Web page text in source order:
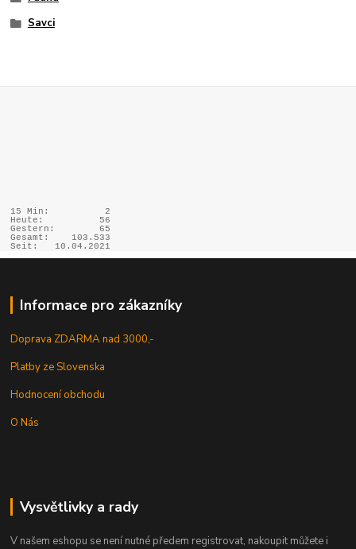
Savci
15 Min:
2
Heute:
56
Gestern:
65
Gesamt:
103.533
Seit:
10.04.2021
Informace pro zákazníky
Doprava ZDARMA nad 3000,-
Platby ze Slovenska
Hodnocení obchodu
O Nás
Vysvětlivky a rady
V našem eshopu se není nutné předem registrovat, nakoupit můžete i